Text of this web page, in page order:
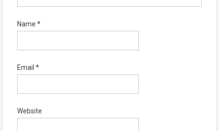
Name *
Email *
Website